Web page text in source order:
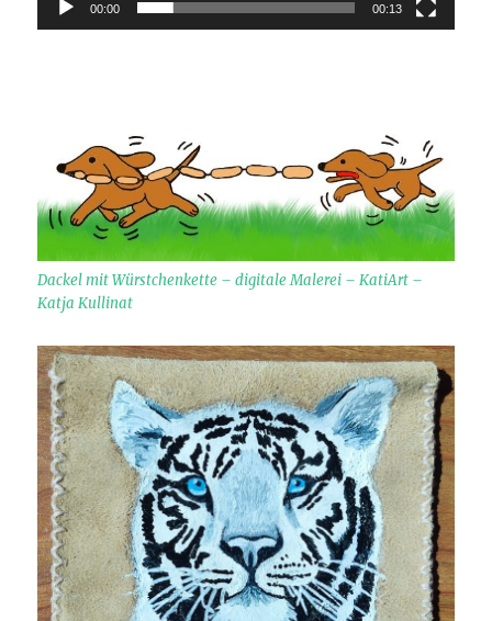
00:00 00:13
Dackel mit Würstchenkette – digitale Malerei – KatiArt –
Katja Kullinat